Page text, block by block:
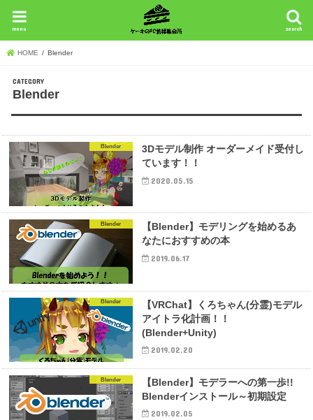
search
menu
HOME Blender
Blender
Blender
3Dモデル制作 オーダーメイド受付し
ています！！
2020.05.15
Blender
【Blender】モデリングを始めるあ
なたにおすすめの本
2019.06.17
Blender
【VRChat】くろちゃん(分霊)モデル
アイトラ化計画！！
(Blender+Unity)
2019.02.20
Blender
【Blender】モデラーへの第一歩!!
Blenderインストール～初期設定
2019.02.05